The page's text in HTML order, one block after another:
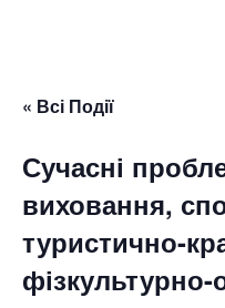
« Всі Події
Сучасні
виховання,
туристично-